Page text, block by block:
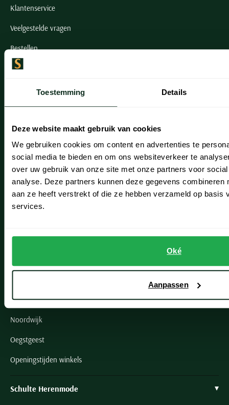
Toestemming Details
Deze website maakt gebruik van cookies
We gebruiken cookies om content en advertenties te
social media te bieden en om ons websiteverkeer te
over uw gebruik van onze site met onze partners voor
analyse. Deze partners kunnen deze gegevens combineren
aan ze heeft verstrekt of die ze hebben verzameld op basis
services.
Oké
Aanpassen
Klantenservice
Veelgestelde vragen
Bestellen
Betalen
Verzenden
Retourneren
Klachtenafhandeling
Actievoorwaarden
Artikelonderhoud
Onze winkels
Heemstede
Lisse
Noordwijk
Oegstgeest
Openingstijden winkels
Schulte Herenmode